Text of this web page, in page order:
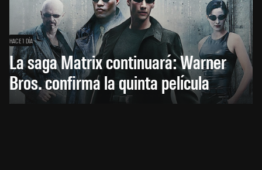
HACE 1 DÍA
La saga Matrix continuará: Warner
Bros. confirma la quinta película